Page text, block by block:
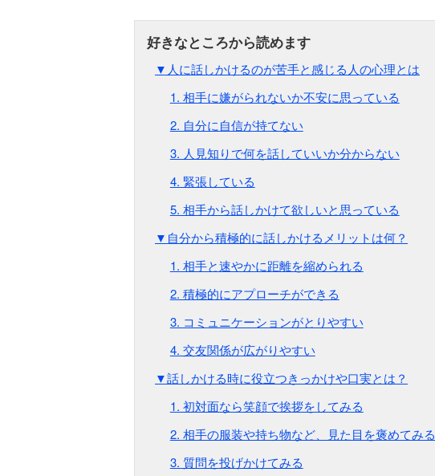
▼人に話しかけるのが苦手と感じる人の心理とは
1. 相手に嫌がられないか不安に思っている
2. 自分に自信が持てない
3. 人見知りで何を話していいか分からない
4. 緊張している
5. 相手から話しかけて欲しいと思っている
▼自分から積極的に話しかけるメリットは何？
1. 相手と速やかに距離を縮められる
2. 積極的にアプローチができる
3. コミュニケーションがとりやすい
4. 交友関係が広がりやすい
▼話しかける時に役立つきっかけや口実とは？
1. 初対面なら笑顔で挨拶をしてみる
2. 相手の服装や持ち物など、見た目を褒めてみる
3. 質問を投げかけてみる